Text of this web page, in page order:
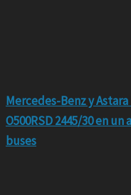
Mercedes-Benz y
O500RSD 2445/30 en
buses